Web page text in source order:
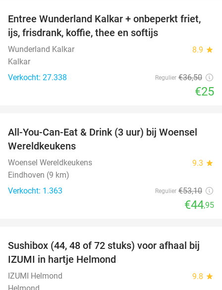
32%
Entree Wunderland Kalkar + onbeperkt friet,
ijs, frisdrank, koffie, thee en softijs
Wunderland Kalkar 8.9 star
Kalkar
Verkocht: 27.338
Regulier €36,50
€25
15%
All-You-Can-Eat & Drink (3 uur) bij Woensel
Wereldkeukens
Woensel Wereldkeukens 9.3 star
Eindhoven (9 km)
Verkocht: 1.363
Regulier €53,10
€44,95
45%
Sushibox (44, 48 of 72 stuks) voor afhaal bij
IZUMI in hartje Helmond
IZUMI Helmond 9.8 star
Helmond